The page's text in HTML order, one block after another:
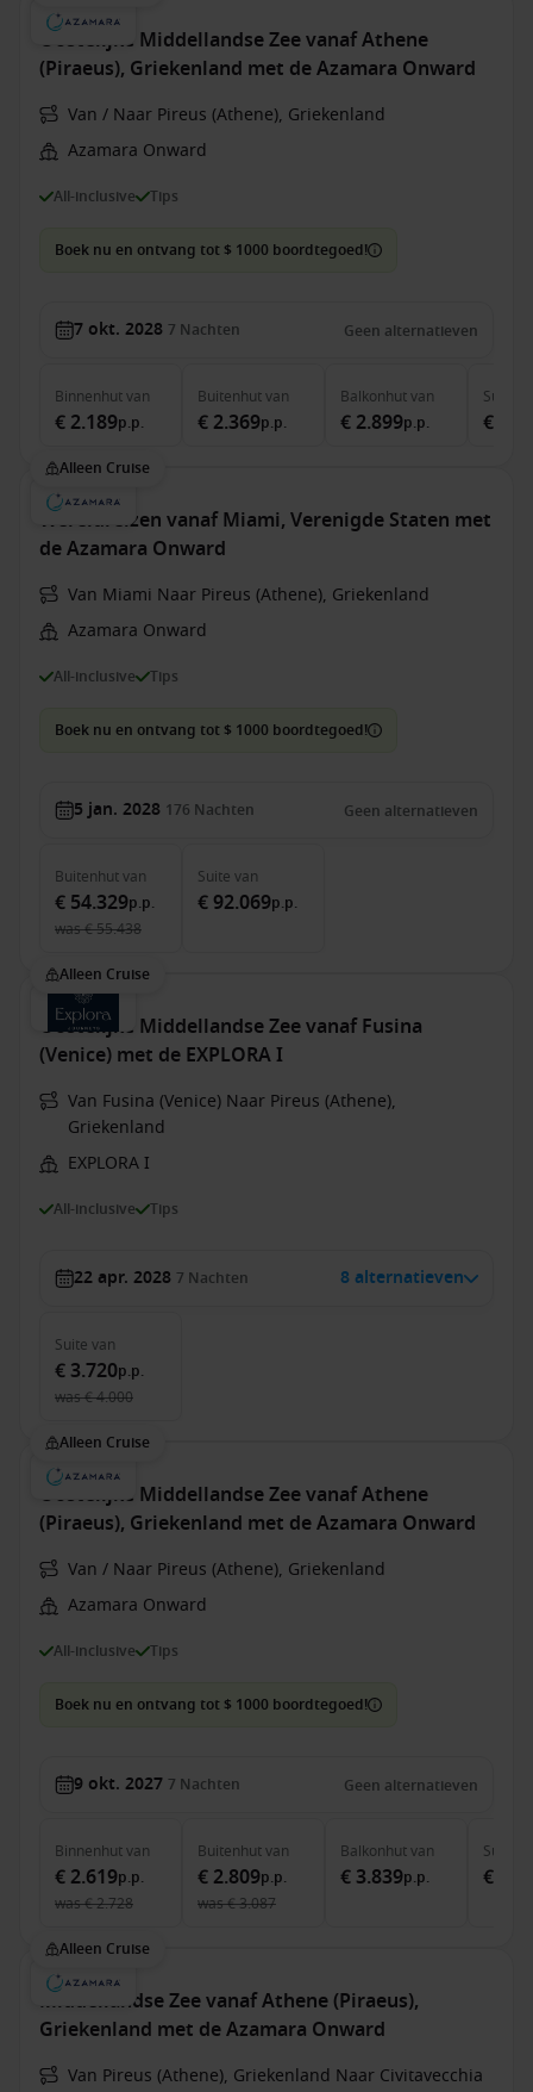
Oostelijke Middellandse Zee vanaf Athene
(Piraeus), Griekenland met de Azamara Onward
Van / Naar Pireus (Athene), Griekenland
Azamara Onward
All-inclusive Tips
Boek nu en ontvang tot $ 1000 boordtegoed!
7 okt. 2028 7 Nachten Geen alternatieven
Binnenhutvan
€ 2.189p.p.
Buitenhutvan
€ 2.369p.p.
Balkonhutvan
€ 2.899p.p.
Suite
€
Alleen Cruise
Wereldreizen vanaf Miami, Verenigde Staten met
de Azamara Onward
Van Miami Naar Pireus (Athene), Griekenland
Azamara Onward
All-inclusive Tips
Boek nu en ontvang tot $ 1000 boordtegoed!
5 jan. 2028 176 Nachten Geen alternatieven
Buitenhutvan
€ 54.329p.p.
was€ 55.438
Suite van
€ 92.069p.p.
Alleen Cruise
Oostelijke Middellandse Zee vanaf Fusina
(Venice) met de EXPLORA I
Van Fusina (Venice) Naar Pireus (Athene),
Griekenland
EXPLORA I
All-inclusive Tips
22 apr. 2028 7 Nachten 8 alternatieven
Suite van
€ 3.720p.p.
was€ 4.000
Alleen Cruise
Oostelijke Middellandse Zee vanaf Athene
(Piraeus), Griekenland met de Azamara Onward
Van / Naar Pireus (Athene), Griekenland
Azamara Onward
All-inclusive Tips
Boek nu en ontvang tot $ 1000 boordtegoed!
9 okt. 2027 7 Nachten Geen alternatieven
Binnenhutvan
€ 2.619p.p.
was€ 2.728
Buitenhutvan
€ 2.809p.p.
was€ 3.087
Balkonhutvan
€ 3.839p.p.
Suite
€
Alleen Cruise
Middellandse Zee vanaf Athene (Piraeus),
Griekenland met de Azamara Onward
Van Pireus (Athene), Griekenland Naar Civitavecchia